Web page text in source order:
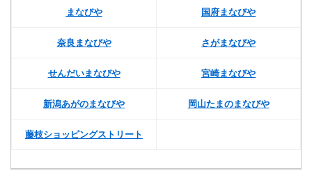
まなびや 国府まなびや
奈良まなびや さがまなびや
せんだいまなびや 宮崎まなびや
新潟あがのまなびや 岡山たまのまなびや
藤枝ショッピングストリート